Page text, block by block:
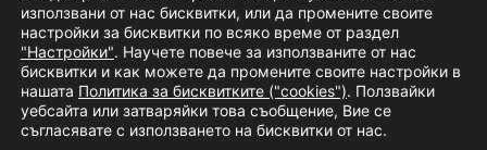
Copyright © 2026Телевизия Шумен.|Изработка: S.I.T Solutions
Ltd.
За насРекламаУсловия за ползване
използвани от нас бисквитки, или да промените своите
настройки за бисквитки по всяко време от раздел
"Настройки". Научете повече за използваните от нас
бисквитки и как можете да промените своите настройки в
нашата Политика за бисквитките ("cookies"). Ползвайки
уебсайта или затваряйки това съобщение, Вие се
съгласявате с използването на бисквитки от нас.